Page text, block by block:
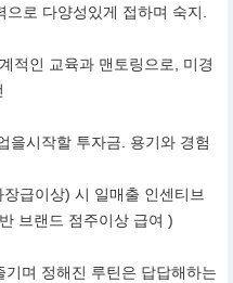
로 다양성있게 접하며 숙지.
적인 교육과 맨토링으로, 미경
을시작할 투자금. 용기와 경험
급이상) 시 일매출 인센티브
브랜드 점주이상 급여 )
며 정해진 루틴은 답답해하는